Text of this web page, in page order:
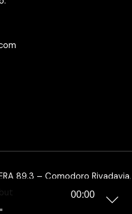
89.3 – Comodoro Rivadavia,
00:00